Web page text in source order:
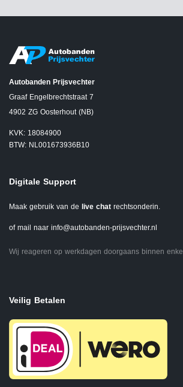
Autobanden Prijsvechter
Graaf Engelbrechtstraat 7
4902 ZG Oosterhout (NB)
KVK: 18084900
BTW: NL001673936B10
Digitale Support
Maak gebruik van de live chat rechtsonderin.
of mail naar info@autobanden-prijsvechter.nl
Wij reageren op werkdagen doorgaans binnen
Veilig Betalen